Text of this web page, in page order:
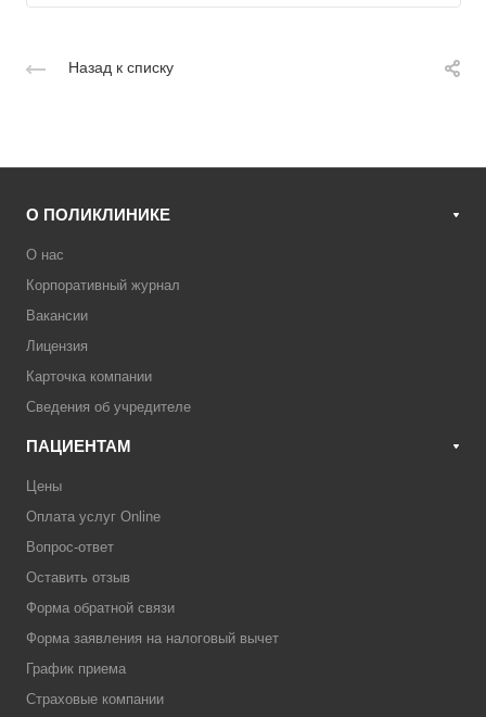
Назад к списку
О ПОЛИКЛИНИКЕ
О нас
Корпоративный журнал
Вакансии
Лицензия
Карточка компании
Сведения об учредителе
ПАЦИЕНТАМ
Цены
Оплата услуг Online
Вопрос-ответ
Оставить отзыв
Форма обратной связи
Форма заявления на налоговый вычет
График приема
Страховые компании